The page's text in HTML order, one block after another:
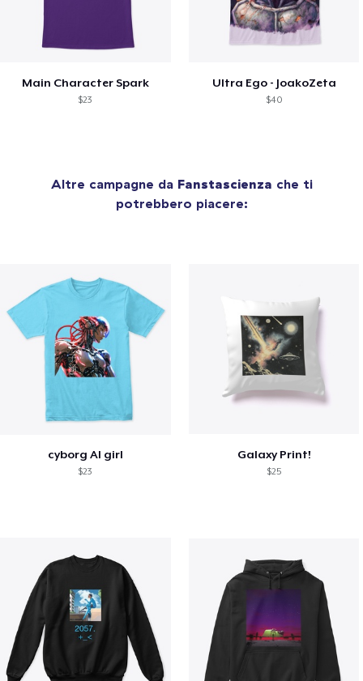
Main Character Spark
$23
Ultra Ego - JoakoZeta
$40
Altre campagne da Fanstascienza che ti
potrebbero piacere:
cyborg AI girl
$23
Galaxy Print!
$25